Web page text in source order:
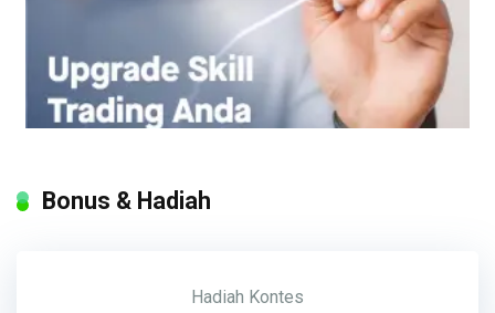
Bonus & Hadiah
Hadiah Kontes